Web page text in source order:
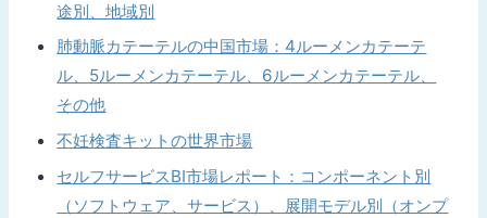
途別、地域別
肺動脈カテーテルの中国市場：4ルーメンカテーテ
ル、5ルーメンカテーテル、6ルーメンカテーテル、
その他
不妊検査キットの世界市場
セルフサービスBI市場レポート：コンポーネント別
（ソフトウェア、サービス）、展開モデル別（オンプ